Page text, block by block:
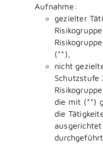
Aufnahme:
gezielter
(**),
nicht
Schutzstufe
die mit (**)
die